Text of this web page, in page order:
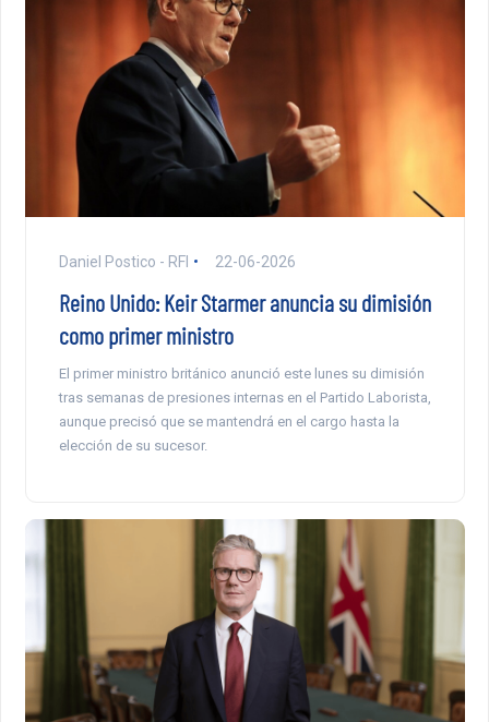
Daniel Postico - RFI 22-06-2026
Reino Unido: Keir Starmer anuncia su dimisión
como primer ministro
El primer ministro británico anunció este lunes su dimisión
tras semanas de presiones internas en el Partido Laborista,
aunque precisó que se mantendrá en el cargo hasta la
elección de su sucesor.